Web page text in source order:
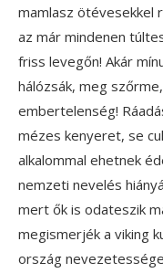
mamlasz ötévesekkel
az már mindenen
friss levegőn! Akár
hálózsák, meg
embertelenség!
mézes kenyeret, se
alkalommal ehetnek
nemzeti nevelés
mert ők is odateszik
megismerjék a viking
ország